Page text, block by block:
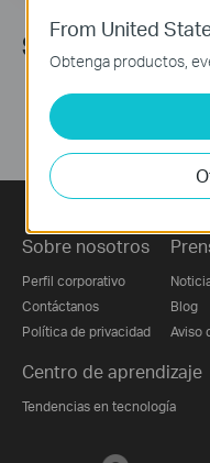
Síguenos
Sobre nosotros
Perfil corporativo
Contáctanos
Política de privacidad
Blog
Aviso
Centro de aprendizaje
Tendencias en tecnología
From United
Obtenga productos,